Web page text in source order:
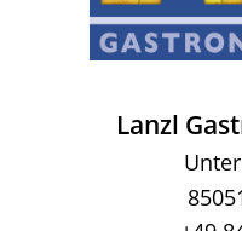
Lanzl